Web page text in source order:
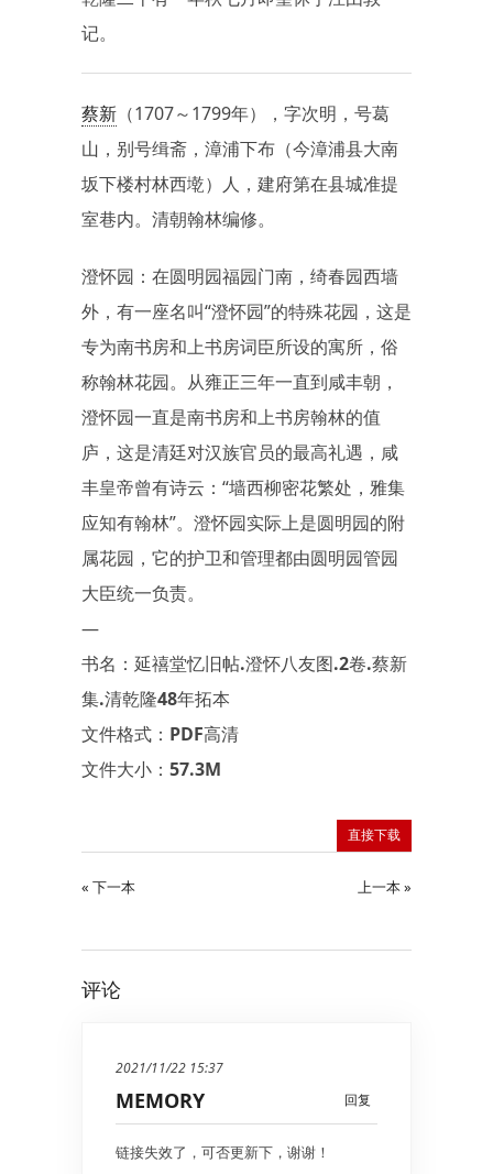
记。
蔡新 （1707～1799年），字次明，号葛
山，别号缉斋，漳浦下布（今漳浦县大南
坂下楼村林西墘）人，建府第在县城准提
室巷内。清朝翰林编修。
澄怀园：在圆明园福园门南，绮春园西墙
外，有一座名叫“澄怀园”的特殊花园，这是
专为南书房和上书房词臣所设的寓所，俗
称翰林花园。从雍正三年一直到咸丰朝，
澄怀园一直是南书房和上书房翰林的值
庐，这是清廷对汉族官员的最高礼遇，咸
丰皇帝曾有诗云：“墙西柳密花繁处，雅集
应知有翰林”。澄怀园实际上是圆明园的附
属花园，它的护卫和管理都由圆明园管园
大臣统一负责。
—
书名：延禧堂忆旧帖.澄怀八友图.2卷.蔡新
集.清乾隆48年拓本
文件格式：PDF高清
文件大小：57.3M
直接下载
« 下一本 上一本 »
评论
2021/11/22 15:37
回复
MEMORY
链接失效了，可否更新下，谢谢！